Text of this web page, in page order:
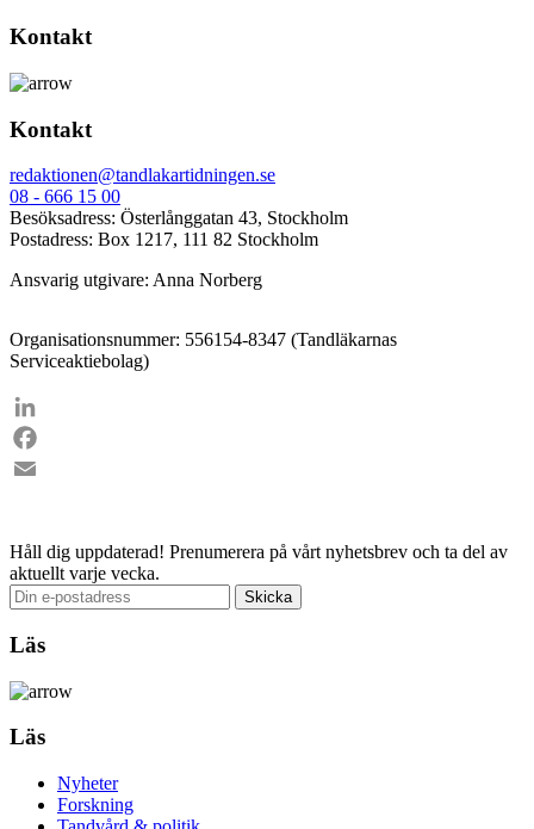
Kontakt
Kontakt
redaktionen@tandlakartidningen.se
08 - 666 15 00
Besöksadress: Österlånggatan 43, Stockholm
Postadress: Box 1217, 111 82 Stockholm
Ansvarig utgivare: Anna Norberg
Organisationsnummer: 556154-8347 (Tandläkarnas
Serviceaktiebolag)
LinkedIn
Facebook
Håll dig uppdaterad! Prenumerera på vårt nyhetsbrev och ta del av
aktuellt varje vecka.
Läs
Läs
Nyheter
Forskning